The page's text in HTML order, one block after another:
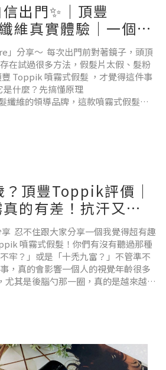
出門✨｜頂豐
維真實體驗｜一個月
」分享～ 每次出門前對著鏡子，頭頂
在試過很多方法，假髮片太假、髮粉
Toppik 噴霧式假髮 ，才覺得這件事
是什麼？先搞懂原理
纖維的領導品牌，這款噴霧式假髮每
貼的、不是戴的，也不是染的，是真
髮量倍增的那種技術而且這品牌在歐
頂豐Toppik評價｜
的有差！抗汗又易
享 忍不住跟大家分享一個我覺得超有趣
噴霧式假髮！你們有沒有聽過那種
牢？」或是「十禿九富？」不管準不
，真的會影響一個人的視覺年齡很多
其是後腦勺那一圈，真的是越來越光
使神差的下單，買了那種很貴的生髮
看的到效果，所以一次搭配四瓶！快